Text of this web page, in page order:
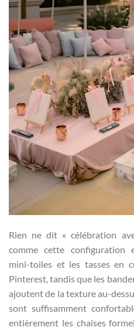
Rien ne dit « célébration
comme cette configuration
mini-toiles et les tasses en
Pinterest, tandis que les
ajoutent de la texture au-
sont suffisamment
entièrement les chaises